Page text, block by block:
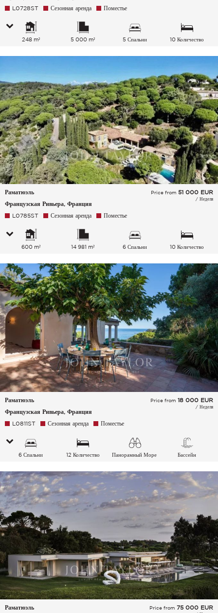
L0728ST Сезонная аренда Поместье
248 m² 5 000 m² 5 Спальни
10 Количество
Раматюэль
Французская Ривьера, Франция
Price from 51 000 EUR
/ Неделя
L0785ST Сезонная аренда Поместье
600 m² 14 981 m² 6 Спальни
10 Количество
Раматюэль
Французская Ривьера, Франция
Price from 18 000 EUR
/ Неделя
L0811ST Сезонная аренда Поместье
6 Спальни
12 Количество
Панорамный Море Бассейн
Раматюэль Price from 75 000 EUR